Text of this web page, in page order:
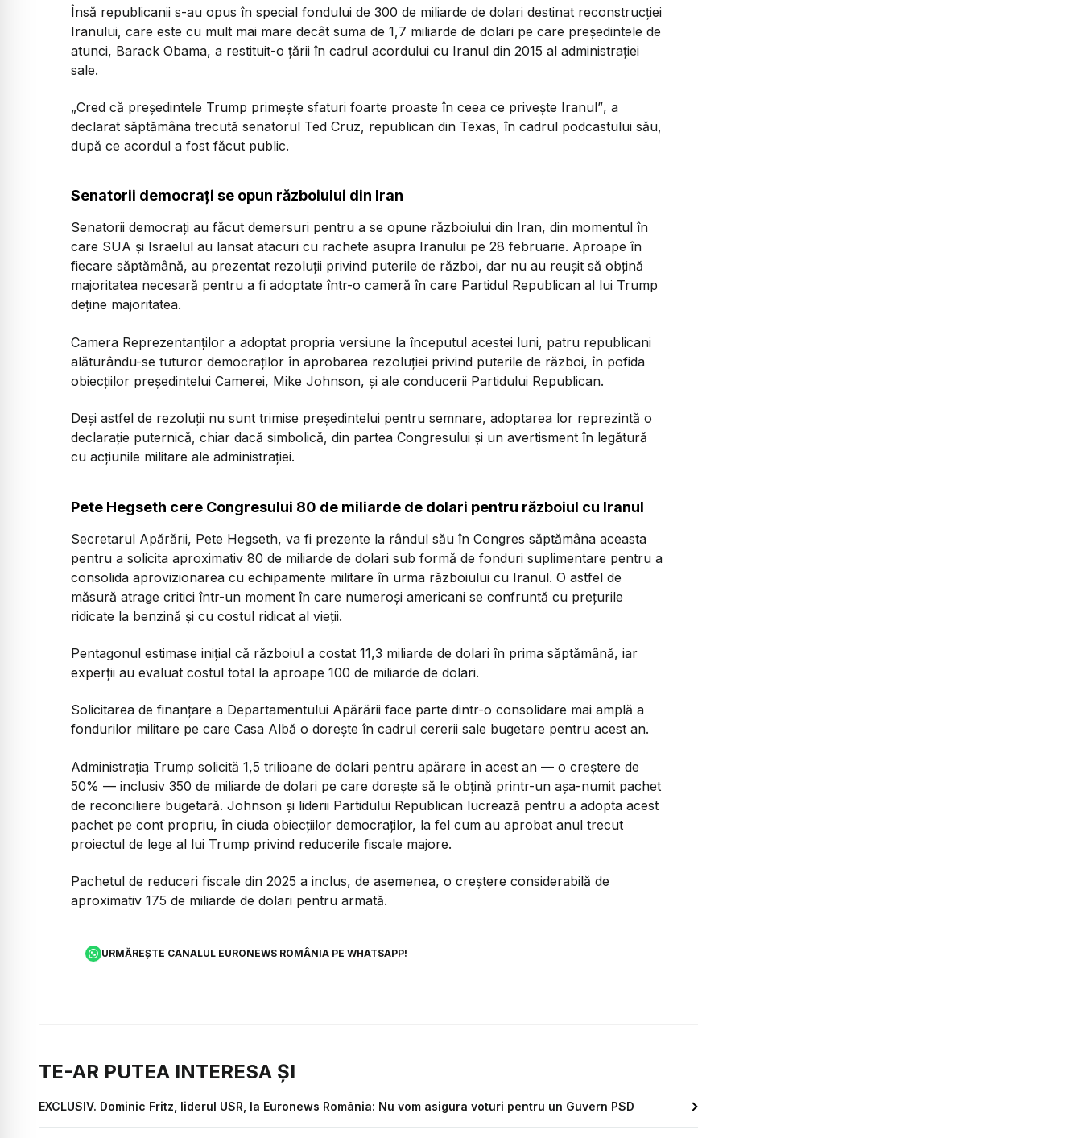
Însă republicanii s-au opus în special fondului de 300 de miliarde de dolari destinat reconstrucției
Iranului, care este cu mult mai mare decât suma de 1,7 miliarde de dolari pe care președintele de
atunci, Barack Obama, a restituit-o țării în cadrul acordului cu Iranul din 2015 al administrației
sale.
„Cred că președintele Trump primește sfaturi foarte proaste în ceea ce privește Iranul”, a
declarat săptămâna trecută senatorul Ted Cruz, republican din Texas, în cadrul podcastului său,
după ce acordul a fost făcut public.
Senatorii democrați se opun războiului din Iran
Senatorii democrați au făcut demersuri pentru a se opune războiului din Iran, din momentul în
care SUA și Israelul au lansat atacuri cu rachete asupra Iranului pe 28 februarie. Aproape în
fiecare săptămână, au prezentat rezoluții privind puterile de război, dar nu au reușit să obțină
majoritatea necesară pentru a fi adoptate într-o cameră în care Partidul Republican al lui Trump
deține majoritatea.
Camera Reprezentanților a adoptat propria versiune la începutul acestei luni, patru republicani
alăturându-se tuturor democraților în aprobarea rezoluției privind puterile de război, în pofida
obiecțiilor președintelui Camerei, Mike Johnson, și ale conducerii Partidului Republican.
Deși astfel de rezoluții nu sunt trimise președintelui pentru semnare, adoptarea lor reprezintă o
declarație puternică, chiar dacă simbolică, din partea Congresului și un avertisment în legătură
cu acțiunile militare ale administrației.
Pete Hegseth cere Congresului 80 de miliarde de dolari pentru războiul cu Iranul
Secretarul Apărării, Pete Hegseth, va fi prezente la rândul său în Congres săptămâna aceasta
pentru a solicita aproximativ 80 de miliarde de dolari sub formă de fonduri suplimentare pentru a
consolida aprovizionarea cu echipamente militare în urma războiului cu Iranul. O astfel de
măsură atrage critici într-un moment în care numeroși americani se confruntă cu prețurile
ridicate la benzină și cu costul ridicat al vieții.
Pentagonul estimase inițial că războiul a costat 11,3 miliarde de dolari în prima săptămână, iar
experții au evaluat costul total la aproape 100 de miliarde de dolari.
Solicitarea de finanțare a Departamentului Apărării face parte dintr-o consolidare mai amplă a
fondurilor militare pe care Casa Albă o dorește în cadrul cererii sale bugetare pentru acest an.
Administrația Trump solicită 1,5 trilioane de dolari pentru apărare în acest an — o creștere de
50% — inclusiv 350 de miliarde de dolari pe care dorește să le obțină printr-un așa-numit pachet
de reconciliere bugetară. Johnson și liderii Partidului Republican lucrează pentru a adopta acest
pachet pe cont propriu, în ciuda obiecțiilor democraților, la fel cum au aprobat anul trecut
proiectul de lege al lui Trump privind reducerile fiscale majore.
Pachetul de reduceri fiscale din 2025 a inclus, de asemenea, o creștere considerabilă de
aproximativ 175 de miliarde de dolari pentru armată.
URMĂREȘTE CANALUL EURONEWS ROMÂNIA PE WHATSAPP!
TE-AR PUTEA INTERESA ȘI
EXCLUSIV. Dominic Fritz, liderul USR, la Euronews România: Nu vom asigura voturi pentru un Guvern PSD